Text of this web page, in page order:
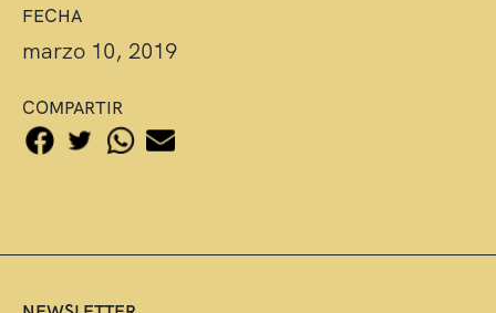
FECHA
marzo 10, 2019
COMPARTIR